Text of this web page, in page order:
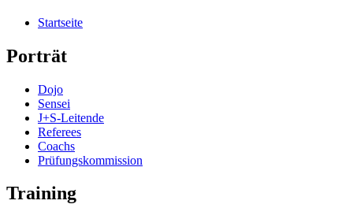
Startseite
Porträt
Dojo
Sensei
J+S-Leitende
Referees
Coachs
Prüfungskommission
Training